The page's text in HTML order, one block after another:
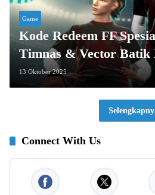
Game
Kode Redeem FF
Timnas & Vector Batik
13 Oktober 2025
Connect With Us